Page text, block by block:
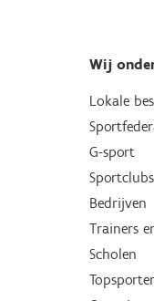
Wij
Lokale
G-sport
Sportclubs
Bedrijven
Trainers
Scholen